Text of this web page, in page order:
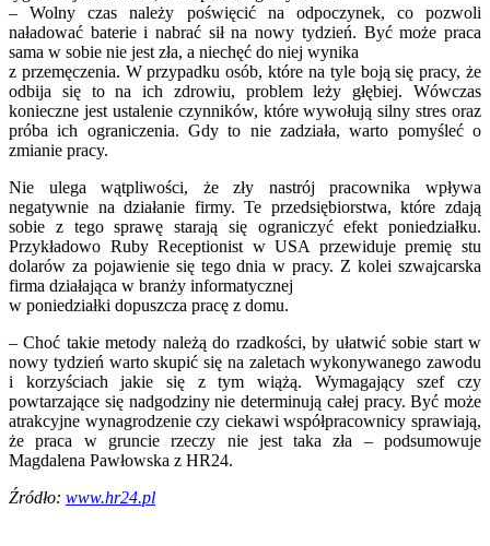
– Wolny czas należy poświęcić na odpoczynek, co pozwoli
naładować baterie i nabrać sił na nowy tydzień. Być może praca
sama w sobie nie jest zła, a niechęć do niej wynika
z przemęczenia. W przypadku osób, które na tyle boją się pracy, że
odbija się to na ich zdrowiu, problem leży głębiej. Wówczas
konieczne jest ustalenie czynników, które wywołują silny stres oraz
próba ich ograniczenia. Gdy to nie zadziała, warto pomyśleć o
zmianie pracy.
Nie ulega wątpliwości, że zły nastrój pracownika wpływa
negatywnie na działanie firmy. Te przedsiębiorstwa, które zdają
sobie z tego sprawę starają się ograniczyć efekt poniedziałku.
Przykładowo Ruby Receptionist w USA przewiduje premię stu
dolarów za pojawienie się tego dnia w pracy. Z kolei szwajcarska
firma działająca w branży informatycznej
w poniedziałki dopuszcza pracę z domu.
– Choć takie metody należą do rzadkości, by ułatwić sobie start w
nowy tydzień warto skupić się na zaletach wykonywanego zawodu
i korzyściach jakie się z tym wiążą. Wymagający szef czy
powtarzające się nadgodziny nie determinują całej pracy. Być może
atrakcyjne wynagrodzenie czy ciekawi współpracownicy sprawiają,
że praca w gruncie rzeczy nie jest taka zła – podsumowuje
Magdalena Pawłowska z HR24.
Źródło: www.hr24.pl